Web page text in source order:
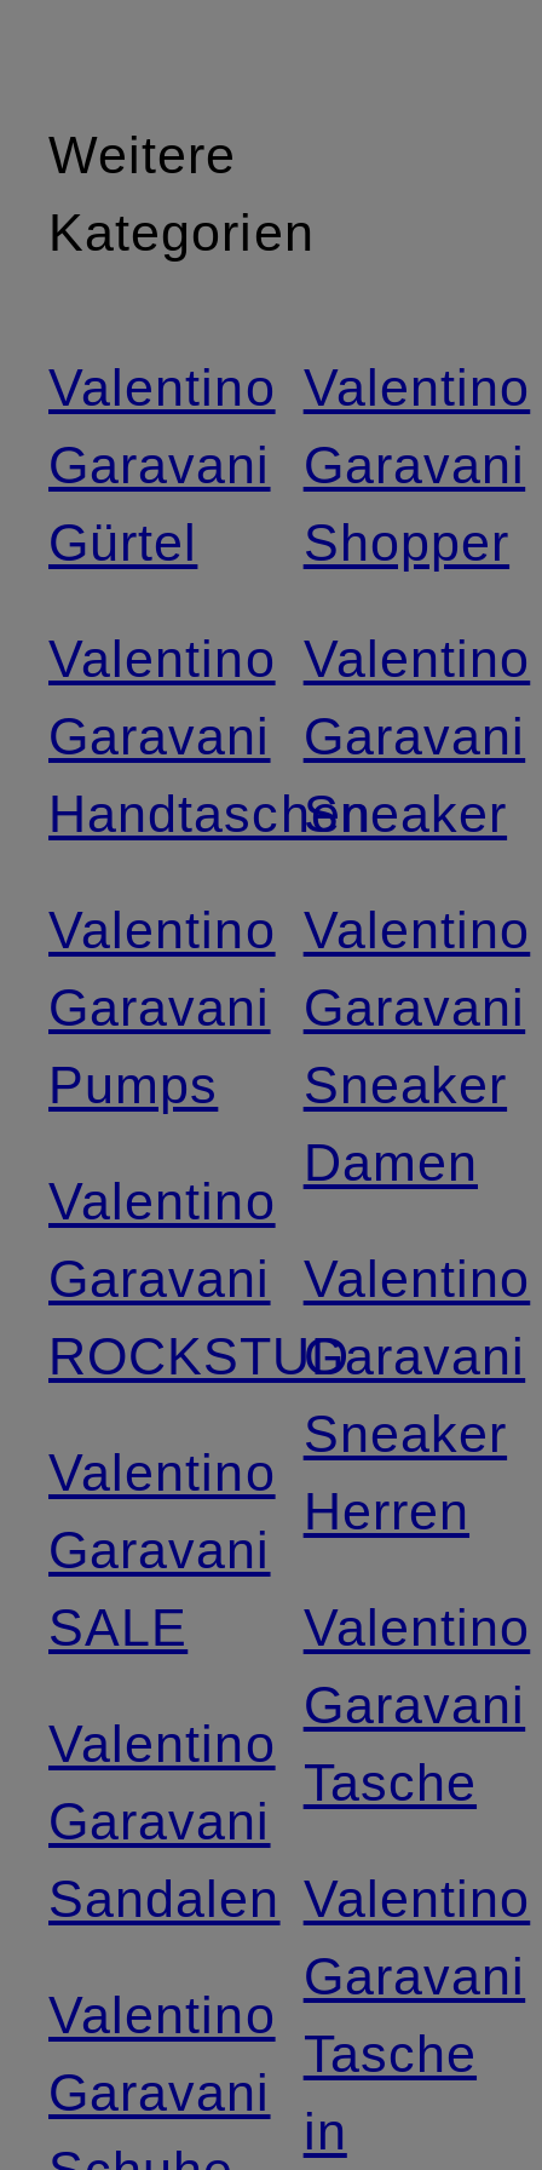
Weitere
Kategorien
Valentino
Garavani
Gürtel
Valentino
Garavani
Handtaschen
Valentino
Garavani
Pumps
Valentino
Garavani
ROCKSTUD
Valentino
Garavani
SALE
Valentino
Garavani
Sandalen
Valentino
Garavani
Valentino
Garavani
Shopper
Valentino
Garavani
Sneaker
Valentino
Garavani
Sneaker
Damen
Valentino
Garavani
Sneaker
Herren
Valentino
Garavani
Tasche
Valentino
Garavani
Tasche
in